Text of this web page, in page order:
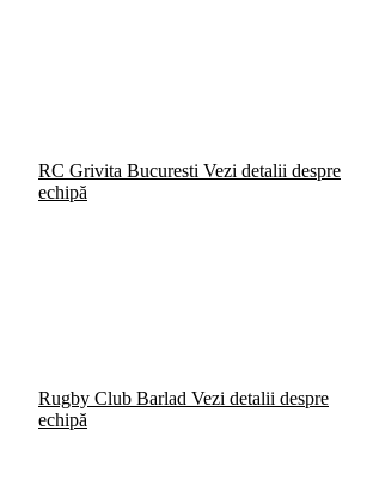
RC Grivita Bucuresti Vezi detalii despre
echipă
Rugby Club Barlad Vezi detalii despre
echipă